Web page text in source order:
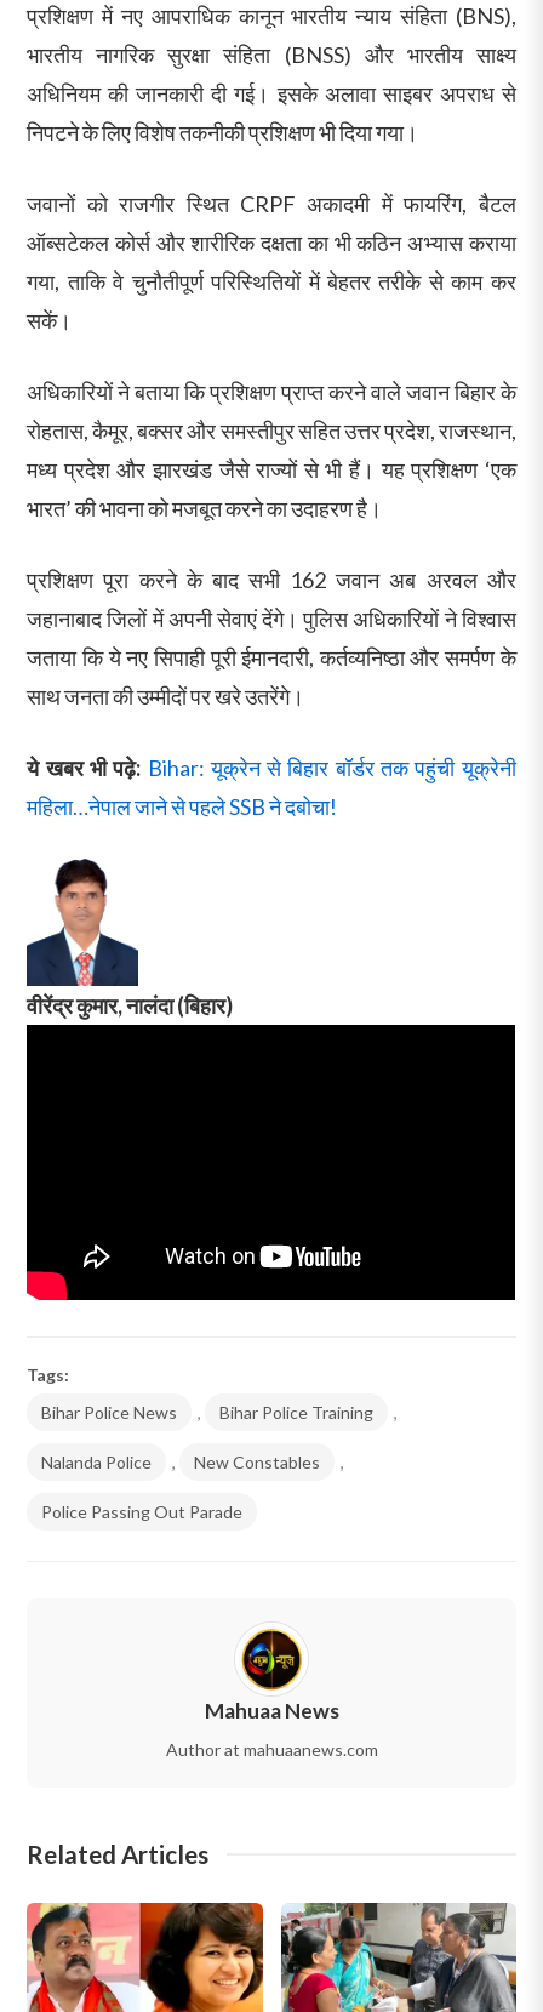
प्रशिक्षण में नए आपराधिक कानून भारतीय न्याय संहिता (BNS),
भारतीय नागरिक सुरक्षा संहिता (BNSS) और भारतीय साक्ष्य
अधिनियम की जानकारी दी गई। इसके अलावा साइबर अपराध से
निपटने के लिए विशेष तकनीकी प्रशिक्षण भी दिया गया।
जवानों को राजगीर स्थित CRPF अकादमी में फायरिंग, बैटल
ऑब्सटेकल कोर्स और शारीरिक दक्षता का भी कठिन अभ्यास कराया
गया, ताकि वे चुनौतीपूर्ण परिस्थितियों में बेहतर तरीके से काम कर
सकें।
अधिकारियों ने बताया कि प्रशिक्षण प्राप्त करने वाले जवान बिहार के
रोहतास, कैमूर, बक्सर और समस्तीपुर सहित उत्तर प्रदेश, राजस्थान,
मध्य प्रदेश और झारखंड जैसे राज्यों से भी हैं। यह प्रशिक्षण ‘एक
भारत’ की भावना को मजबूत करने का उदाहरण है।
प्रशिक्षण पूरा करने के बाद सभी 162 जवान अब अरवल और
जहानाबाद जिलों में अपनी सेवाएं देंगे। पुलिस अधिकारियों ने विश्वास
जताया कि ये नए सिपाही पूरी ईमानदारी, कर्तव्यनिष्ठा और समर्पण के
साथ जनता की उम्मीदों पर खरे उतरेंगे।
ये खबर भी पढ़े: Bihar: यूक्रेन से बिहार बॉर्डर तक पहुंची यूक्रेनी
महिला…नेपाल जाने से पहले SSB ने दबोचा!
वीरेंद्र कुमार, नालंदा (बिहार)
Tags:
Bihar Police News
, Bihar Police Training ,
Nalanda Police , New Constables ,
Police Passing Out Parade
Mahuaa News
Author at mahuaanews.com
Related Articles